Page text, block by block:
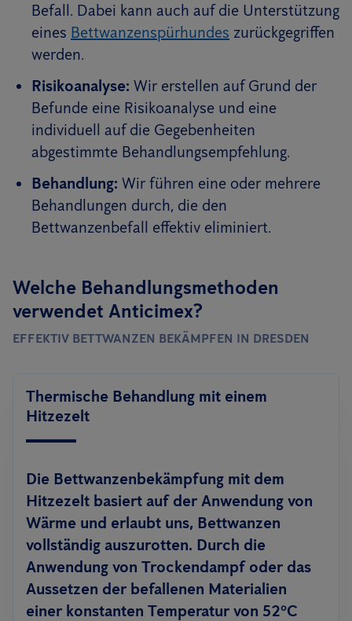
Befall. Dabei kann auch auf die Unterstützung
eines Bettwanzenspürhundes zurückgegriffen
werden.
Risikoanalyse: Wir erstellen auf Grund der
Befunde eine Risikoanalyse und eine
individuell auf die Gegebenheiten
abgestimmte Behandlungsempfehlung.
Behandlung: Wir führen eine oder mehrere
Behandlungen durch, die den
Bettwanzenbefall effektiv eliminiert.
Welche Behandlungsmethoden
verwendet Anticimex?
EFFEKTIV BETTWANZEN BEKÄMPFEN IN DRESDEN
Thermische Behandlung mit einem
Hitzezelt
Die Bettwanzenbekämpfung mit dem
Hitzezelt basiert auf der Anwendung von
Wärme und erlaubt uns, Bettwanzen
vollständig auszurotten. Durch die
Anwendung von Trockendampf oder das
Aussetzen der befallenen Materialien
einer konstanten Temperatur von 52ºC